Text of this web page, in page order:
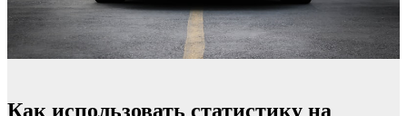
Как использовать статистику на